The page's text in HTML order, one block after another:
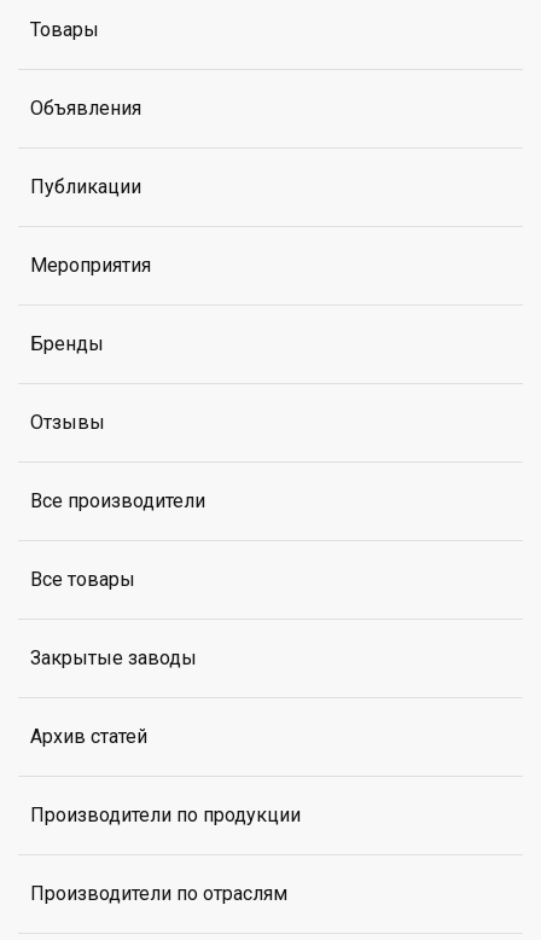
Товары
Объявления
Публикации
Мероприятия
Бренды
Отзывы
Все производители
Все товары
Закрытые заводы
Архив статей
Производители по продукции
Производители по отраслям